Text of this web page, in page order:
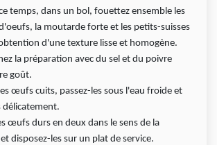
temps, dans un bol, fouettez ensemble les
la moutarde forte et les petits-suisses
d'une texture lisse et homogène.
la préparation avec du sel et du poivre
goût.
œufs cuits, passez-les sous l'eau froide et
délicatement.
œufs durs en deux dans le sens de la
disposez-les sur un plat de service.